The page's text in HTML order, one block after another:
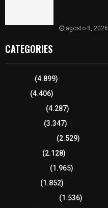
agosto 8, 2026
CATEGORIES
(4.899)
(4.406)
(4.287)
(3.347)
(2.529)
(2.128)
(1.965)
(1.852)
(1.536)